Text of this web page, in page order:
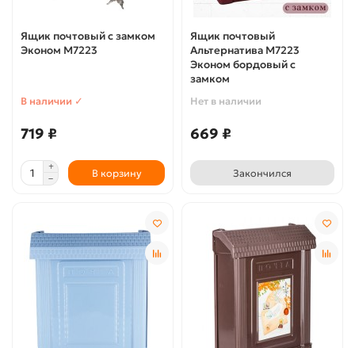
Ящик почтовый с замком
Эконом М7223
В наличии ✓
719 ₽
В корзину
Ящик почтовый
Альтернатива М7223
Эконом бордовый с
замком
Нет в наличии
669 ₽
Закончился